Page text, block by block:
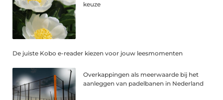
keuze
De juiste Kobo e-reader kiezen voor jouw leesmomenten
Overkappingen als meerwaarde bij het
aanleggen van padelbanen in Nederland